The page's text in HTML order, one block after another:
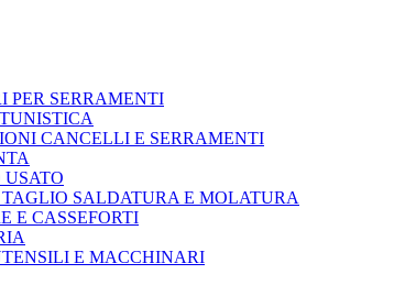
PER SERRAMENTI
CANCELLI E SERRAMENTI
USATO
SALDATURA E MOLATURA
E CASSEFORTI
E MACCHINARI